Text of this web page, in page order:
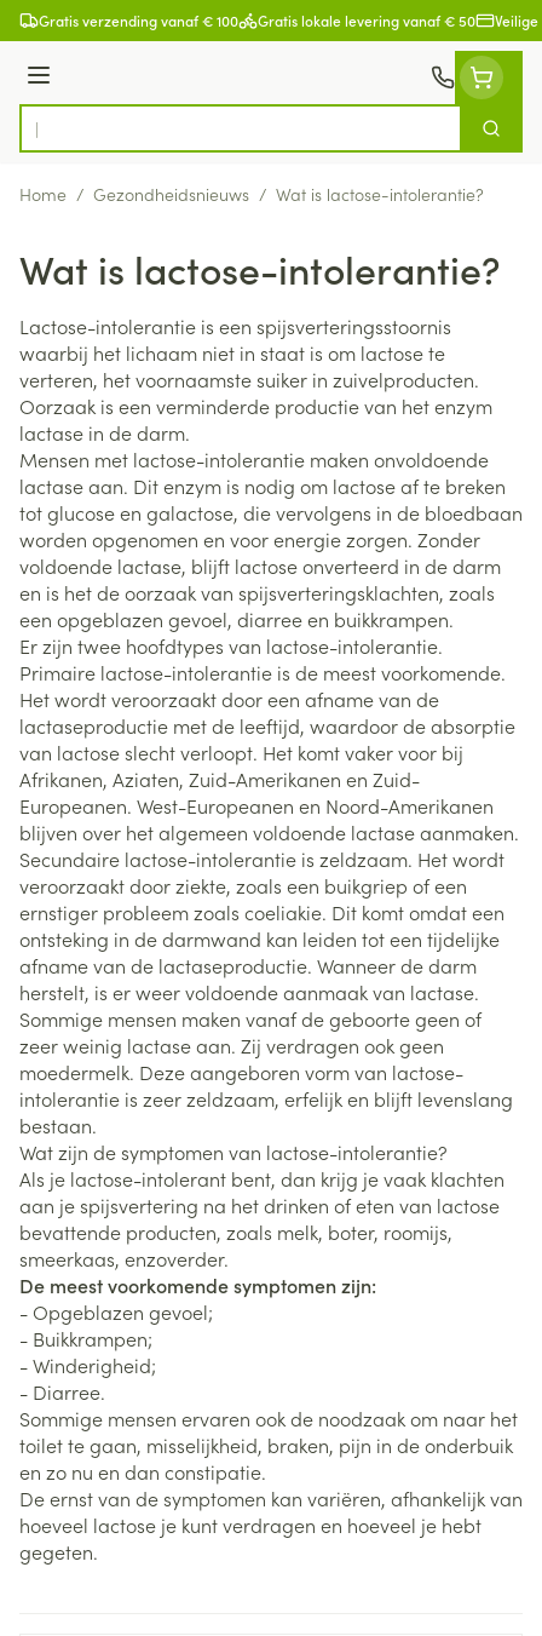
Ga naar de inhoud
Gratis verzending vanaf € 100 Gratis lokale levering vanaf € 50
Menu
Product, merk, categorie...
Zoek
Home / Gezondheidsnieuws / Wat is lactose-intolerantie?
Wat is lactose-intolerantie?
Lactose-intolerantie is een spijsverteringsstoornis
waarbij het lichaam niet in staat is om lactose te
verteren, het voornaamste suiker in zuivelproducten.
Oorzaak is een verminderde productie van het enzym
lactase in de darm.
Mensen met lactose-intolerantie maken onvoldoende
lactase aan. Dit enzym is nodig om lactose af te breken
tot glucose en galactose, die vervolgens in de bloedbaan
worden opgenomen en voor energie zorgen. Zonder
voldoende lactase, blijft lactose onverteerd in de darm
en is het de oorzaak van spijsverteringsklachten, zoals
een opgeblazen gevoel, diarree en buikkrampen.
Er zijn twee hoofdtypes van lactose-intolerantie.
Primaire lactose-intolerantie is de meest voorkomende.
Het wordt veroorzaakt door een afname van de
lactaseproductie met de leeftijd, waardoor de absorptie
van lactose slecht verloopt. Het komt vaker voor bij
Afrikanen, Aziaten, Zuid-Amerikanen en Zuid-
Europeanen. West-Europeanen en Noord-Amerikanen
blijven over het algemeen voldoende lactase aanmaken.
Secundaire lactose-intolerantie is zeldzaam. Het wordt
veroorzaakt door ziekte, zoals een buikgriep of een
ernstiger probleem zoals coeliakie. Dit komt omdat een
ontsteking in de darmwand kan leiden tot een tijdelijke
afname van de lactaseproductie. Wanneer de darm
herstelt, is er weer voldoende aanmaak van lactase.
Sommige mensen maken vanaf de geboorte geen of
zeer weinig lactase aan. Zij verdragen ook geen
moedermelk. Deze aangeboren vorm van lactose-
intolerantie is zeer zeldzaam, erfelijk en blijft levenslang
bestaan.
Wat zijn de symptomen van lactose-intolerantie?
Als je lactose-intolerant bent, dan krijg je vaak klachten
aan je spijsvertering na het drinken of eten van lactose
bevattende producten, zoals melk, boter, roomijs,
smeerkaas, enzoverder.
De meest voorkomende symptomen zijn:
- Opgeblazen gevoel;
- Buikkrampen;
- Winderigheid;
- Diarree.
Sommige mensen ervaren ook de noodzaak om naar het
toilet te gaan, misselijkheid, braken, pijn in de onderbuik
en zo nu en dan constipatie.
De ernst van de symptomen kan variëren, afhankelijk van
hoeveel lactose je kunt verdragen en hoeveel je hebt
gegeten.